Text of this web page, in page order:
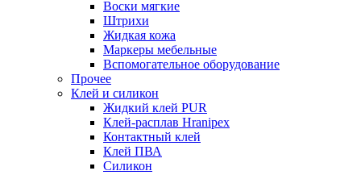
Воски мягкие
Штрихи
Жидкая кожа
Маркеры мебельные
Вспомогательное оборудование
Прочее
Клей и силикон
Жидкий клей PUR
Клей-расплав Hranipex
Контактный клей
Клей ПВА
Силикон